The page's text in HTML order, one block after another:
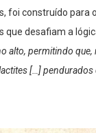
foi construído para
desafiam a
alto, permitindo
[…]